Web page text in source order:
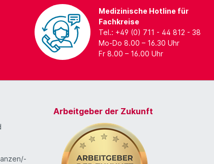
Medizinische Hotline für
Fachkreise
Tel.: +49 (0) 711 - 44 812 - 38
Mo-Do 8.00 – 16.30 Uhr
Fr 8.00 – 16.00 Uhr
Arbeitgeber der Zukunft